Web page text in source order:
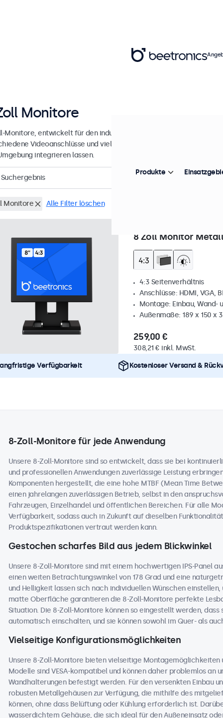
Monitore
Monitore, entwickelt für den industriellen und professionellen
Videoanschlüsse und vielseitige Montageoptionen,
integrieren lassen.
Suchergebnis
Monitore Alle Filter löschen
8 Zoll Monitor
4:3 Seitenverhältnis
Anschlüsse: HDMI, VGA,
Montage: Einbau, Wand-
Außenmaße: 189 x 150 x
259,00 €
308,21 € inkl. MwSt.
Verfügbarkeit Kostenloser Versand &
8-Zoll-Monitore für jede Anwendung
Unsere 8-Zoll-Monitore sind so entwickelt, dass sie bei
und professionellen Anwendungen zuverlässige Leistung
Komponenten hergestellt, die eine hohe MTBF (Mean Time
einen jahrelangen zuverlässigen Betrieb, selbst in den
Fahrzeugen, Einzelhandel und öffentlichen Bereichen. Für alle
Verfügbarkeit, sodass auch in Zukunft auf dieselben
Produktspezifikationen vertraut werden kann.
Gestochen scharfes Bild aus jedem Blickwinkel
Unsere 8-Zoll-Monitore sind mit einem hochwertigen IPS-Panel
einen weiten Betrachtungswinkel von 178 Grad und eine
und Helligkeit lassen sich nach individuellen Wünschen
matte Oberfläche garantieren die 8-Zoll-Monitore perfekte
Situation. Die 8-Zoll-Monitore können so eingestellt werden,
automatisch einschalten, und sie können sowohl im Quer- als
Vielseitige Konfigurationsmöglichkeiten
Unsere 8-Zoll-Monitore bieten vielseitige
Modelle sind VESA-kompatibel und können daher problemlos an
Wandhalterungen befestigt werden. Für den versenkten Einbau
robusten Metallgehäusen zur Verfügung, die mithilfe des
können, ohne dass Belüftung oder Kühlung erforderlich ist.
wasserdichtem Gehäuse, die sich ideal für den Außeneinsatz
Produkte